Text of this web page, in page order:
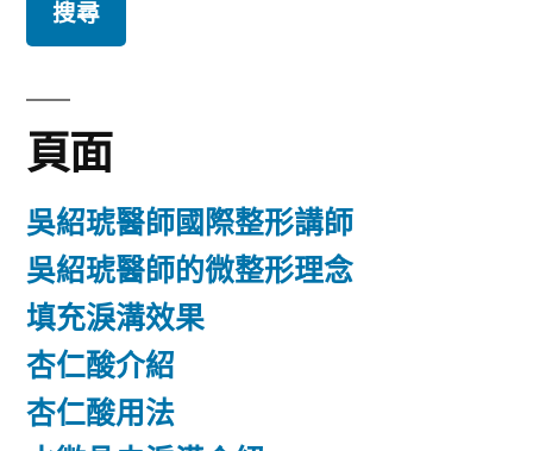
鍵
字:
頁面
吳紹琥醫師國際整形講師
吳紹琥醫師的微整形理念
填充淚溝效果
杏仁酸介紹
杏仁酸用法